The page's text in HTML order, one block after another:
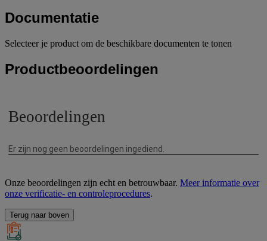
Documentatie
Selecteer je product om de beschikbare documenten te tonen
Productbeoordelingen
Onze beoordelingen zijn echt en betrouwbaar. Meer informatie over
onze verificatie- en controleprocedures.
Terug naar boven